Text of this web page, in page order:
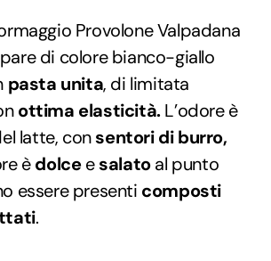
Provolone Valpadana
di colore bianco-giallo
pasta unita, di limitata
ottima elasticità.L’odore è
latte, consentori di burro,
èdolceesalatoal punto
essere presenti composti
.